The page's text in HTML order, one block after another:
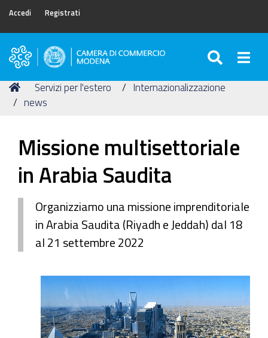
Accedi Registrati
Camera
Commercio
di
Tu
sei
Home
Servizi per l'estero
Internazionalizzazione
news
Missione multisettoriale
in Arabia Saudita
Organizziamo una missione imprenditoriale
in Arabia Saudita (Riyadh e Jeddah) dal 18
al 21 settembre 2022